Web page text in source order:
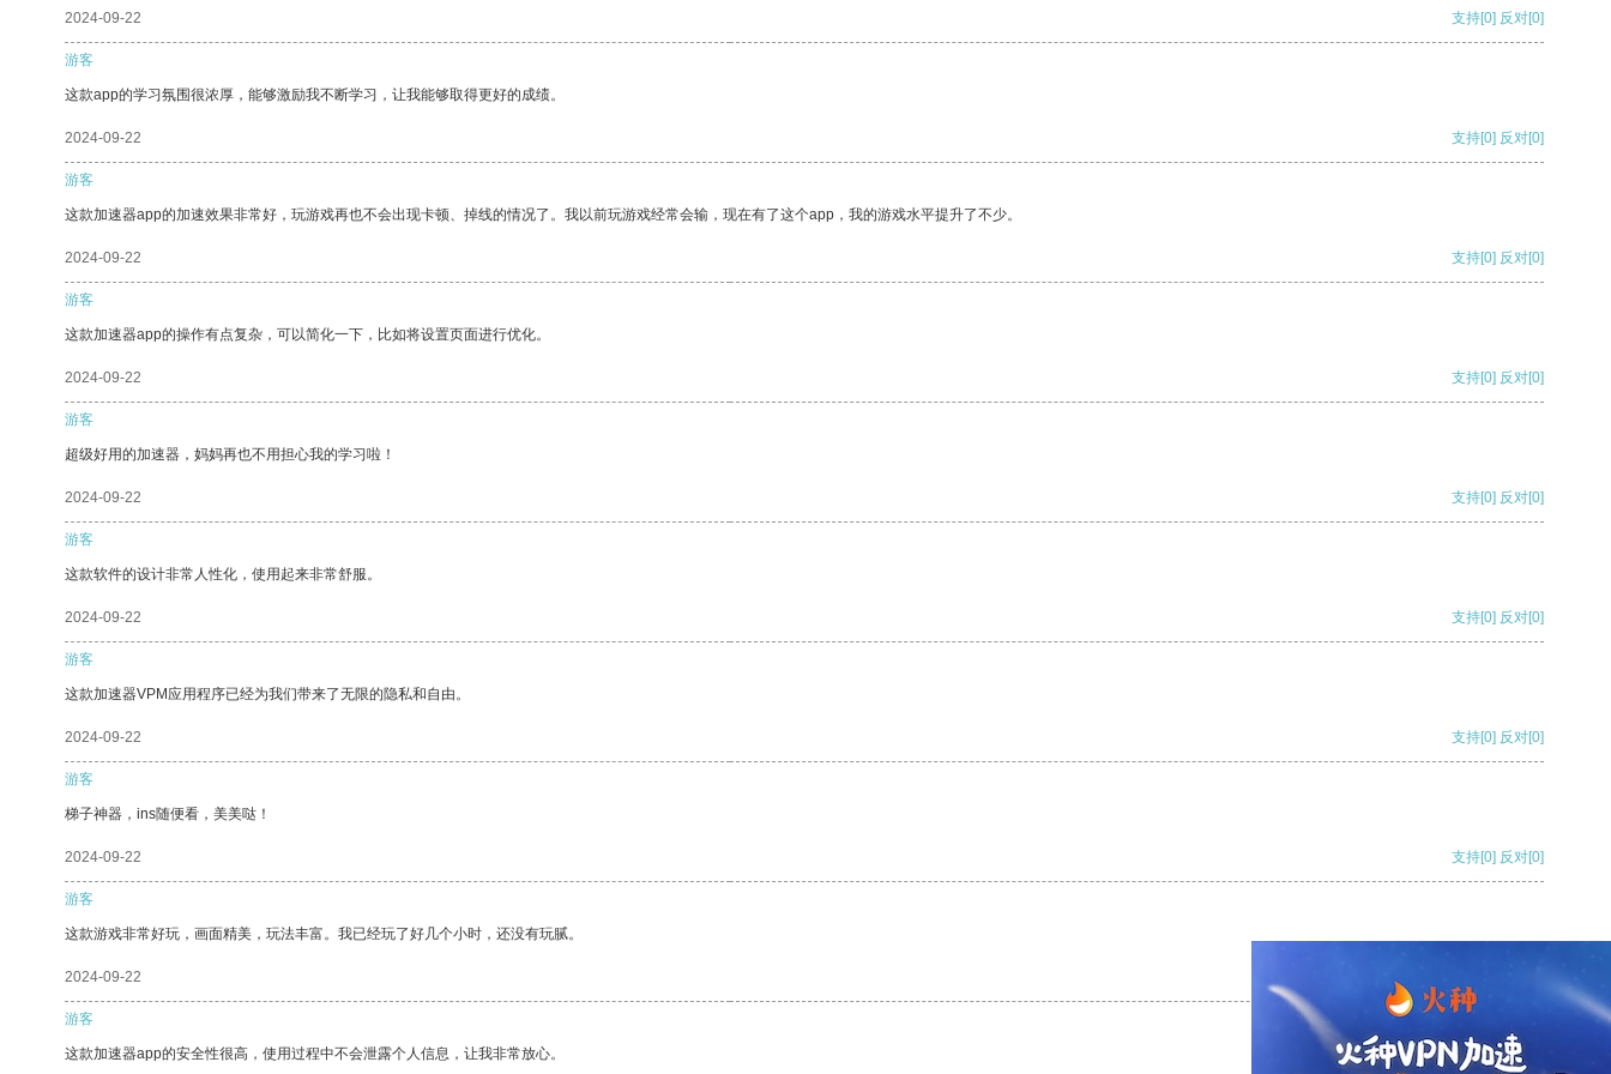
2024-09-22 支持[0] 反对[0]
游客
这款app的学习氛围很浓厚，能够激励我不断学习，让我能够取得更好的成绩。
2024-09-22 支持[0] 反对[0]
游客
这款加速器app的加速效果非常好，玩游戏再也不会出现卡顿、掉线的情况了。我以前玩游戏经常会输，现在有了这个app，我的游戏水平提升了不少。
2024-09-22 支持[0] 反对[0]
游客
这款加速器app的操作有点复杂，可以简化一下，比如将设置页面进行优化。
2024-09-22 支持[0] 反对[0]
游客
超级好用的加速器，妈妈再也不用担心我的学习啦！
2024-09-22 支持[0] 反对[0]
游客
这款软件的设计非常人性化，使用起来非常舒服。
2024-09-22 支持[0] 反对[0]
游客
这款加速器VPM应用程序已经为我们带来了无限的隐私和自由。
2024-09-22 支持[0] 反对[0]
游客
梯子神器，ins随便看，美美哒！
2024-09-22 支持[0] 反对[0]
游客
这款游戏非常好玩，画面精美，玩法丰富。我已经玩了好几个小时，还没有玩腻。
2024-09-22
游客
这款加速器app的安全性很高，使用过程中不会泄露个人信息，让我非常放心。